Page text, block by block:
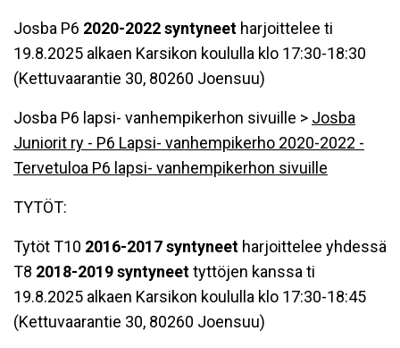
Josba P6 2020-2022syntyneet harjoittelee ti
19.8.2025 alkaen Karsikon koululla klo 17:30-18:30
(Kettuvaarantie 30, 80260 Joensuu)
Josba P6 lapsi- vanhempikerhon sivuille > Josba
Juniorit ry - P6 Lapsi- vanhempikerho 2020-2022 -
Tervetuloa P6 lapsi- vanhempikerhon sivuille
TYTÖT:
Tytöt T10 2016-2017syntyneet harjoittelee yhdessä
T8 2018-2019syntyneettyttöjen kanssa ti
19.8.2025 alkaen Karsikon koululla klo 17:30-18:45
(Kettuvaarantie 30, 80260 Joensuu)